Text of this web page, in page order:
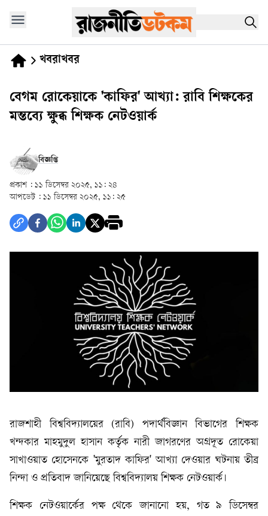
খবরাখবর
বেগম রোকেয়াকে 'কাফির' আখ্যা: রাবি শিক্ষকের
মন্তব্যে ক্ষুব্ধ শিক্ষক নেটওয়ার্ক
বিজ্ঞপ্তি
প্রকাশ : ১১ ডিসেম্বর ২০২৫, ১১: ২৪
আপডেট : ১১ ডিসেম্বর ২০২৫, ১১: ২৫
রাজশাহী বিশ্ববিদ্যালয়ের (রাবি) পদার্থবিজ্ঞান বিভাগের শিক্ষক
খন্দকার মাহমুদুল হাসান কর্তৃক নারী জাগরণের অগ্রদূত রোকেয়া
সাখাওয়াত হোসেনকে 'মুরতাদ কাফির' আখ্যা দেওয়ার ঘটনায় তীব্র
নিন্দা ও প্রতিবাদ জানিয়েছে বিশ্ববিদ্যালয় শিক্ষক নেটওয়ার্ক।
শিক্ষক নেটওয়ার্কের পক্ষ থেকে জানানো হয়, গত ৯ ডিসেম্বর